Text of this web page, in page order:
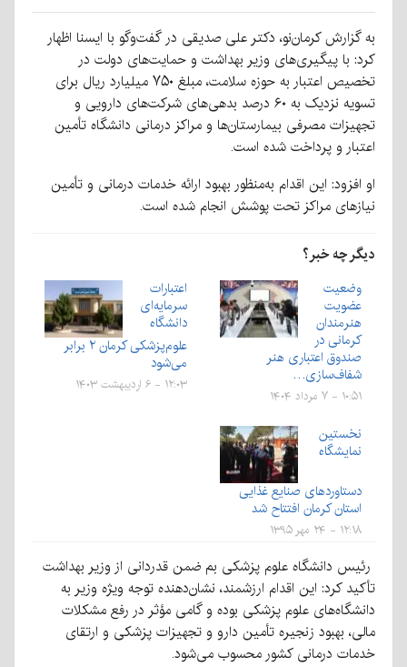
به گزارش کرمان‌نو، دکتر علی صدیقی در گفت‌وگو با ایسنا اظهار
کرد: با پیگیری‌های وزیر بهداشت و حمایت‌های دولت در
تخصیص اعتبار به حوزه سلامت، مبلغ ۷۵۰ میلیارد ریال برای
تسویه نزدیک به ۶۰ درصد بدهی‌های شرکت‌های دارویی و
تجهیزات مصرفی بیمارستان‌ها و مراکز درمانی دانشگاه تأمین
اعتبار و پرداخت شده است.
او افزود: این اقدام به‌منظور بهبود ارائه خدمات درمانی و تأمین
نیازهای مراکز تحت پوشش انجام شده است.
دیگر چه خبر؟
وضعیت
عضویت
هنرمندان
کرمانی در
صندوق اعتباری هنر
شفاف‌سازی…
۱۰:۵۱ - ۷ مرداد ۱۴۰۴
اعتبارات
سرمایه‌ای
دانشگاه
علوم‌پزشکی کرمان ۲ برابر
می‌شود
۱۲:۰۳ - ۶ اردیبهشت ۱۴۰۳
نخستین
نمایشگاه
دستاوردهای صنایع غذایی
استان کرمان افتتاح شد
۱۲:۱۸ - ۲۴ مهر ۱۳۹۵
رئیس دانشگاه علوم پزشکی بم ضمن قدردانی از وزیر بهداشت
تأکید کرد: این اقدام ارزشمند، نشان‌دهنده توجه ویژه وزیر به
دانشگاه‌های علوم پزشکی بوده و گامی مؤثر در رفع مشکلات
مالی، بهبود زنجیره تأمین دارو و تجهیزات پزشکی و ارتقای
خدمات درمانی کشور محسوب می‌شود.